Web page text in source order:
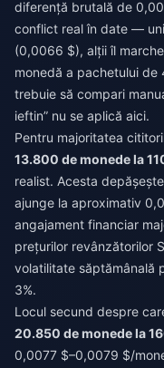
diferență brutală de
conflict real în date —
(0,0066 $), alții îl
monedă a pachetului
trebuie să compari
ieftin” nu se aplică aici.
Pentru majoritatea
13.800 de monede la
realist. Acesta
ajunge la aproximativ
angajament financiar
prețurilor revânzătorilor
volatilitate săptămânală
3%.
Locul secund despre
20.850 de monede la
0,0077 $–0,0079 $/